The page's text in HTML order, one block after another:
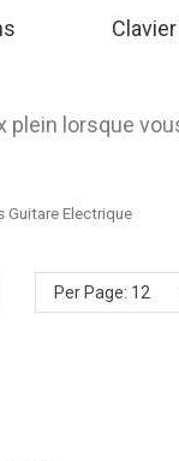
plein lorsque
Guitare Electrique
Per Page: 12